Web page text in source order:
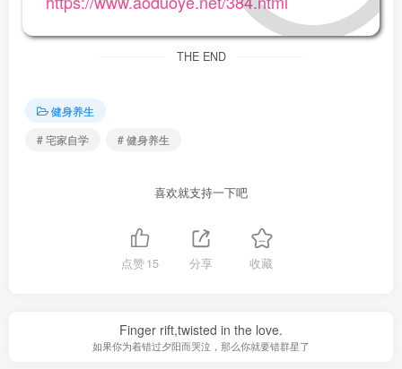
THE END
健身养生
# 宅家自学
# 健身养生
喜欢就支持一下吧
点赞15 分享 收藏
Finger rift,twisted in the love.
如果你为着错过夕阳而哭泣，那么你就要错群星了